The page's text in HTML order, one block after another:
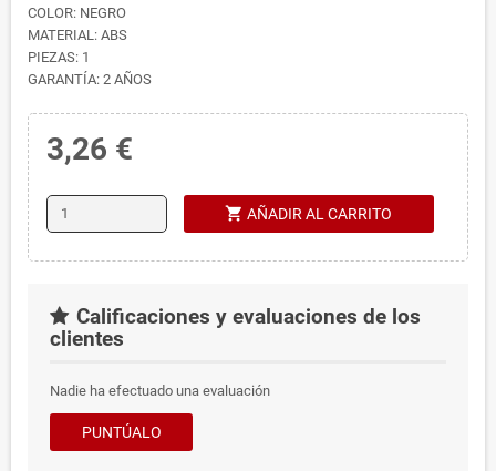
COLOR: NEGRO
MATERIAL: ABS
PIEZAS: 1
GARANTÍA: 2 AÑOS
3,26 €
shopping_cart AÑADIR AL CARRITO
Calificaciones y evaluaciones de los
clientes
Nadie ha efectuado una evaluación
PUNTÚALO